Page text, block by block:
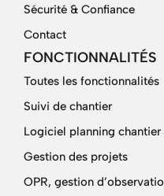
Sécurité & Confiance
Contact
FONCTIONNALITÉS
Toutes les fonctionnalités
Suivi de chantier
Logiciel planning chantier
Gestion des projets
OPR, gestion